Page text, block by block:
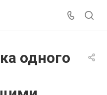
одного